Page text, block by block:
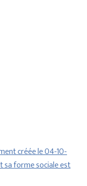
créée le 04-10-
sa forme sociale est